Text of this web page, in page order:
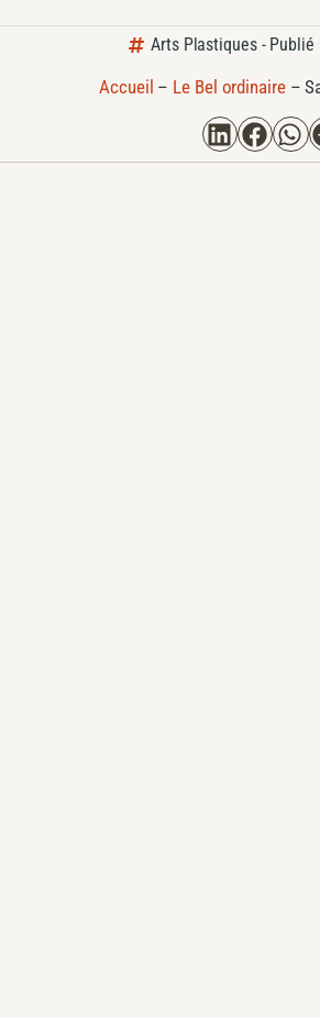
Arts Plastiques - Publié
Accueil – Le Bel ordinaire–